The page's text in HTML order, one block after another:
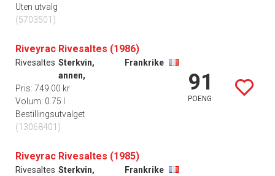
Uten utvalg
(5703501)
Riveyrac Rivesaltes (1986)
Rivesaltes Sterkvin,
annen,
Frankrike
Pris: 749.00 kr
Volum: 0.75 l
Bestillingsutvalget
(13068401)
91
POENG
Riveyrac Rivesaltes (1985)
Rivesaltes Sterkvin,
Frankrike